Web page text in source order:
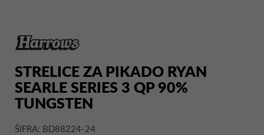
STRELICE ZA PIKADO RYAN
SEARLE SERIES 3 QP 90%
TUNGSTEN
ŠIFRA: BD88224-24